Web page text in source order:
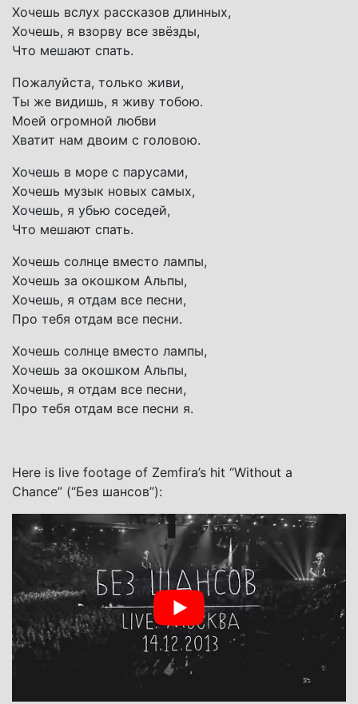
Хочешь вслух рассказов длинных,
Хочешь, я взорву все звёзды,
Что мешают спать.
Пожалуйста, только живи,
Ты же видишь, я живу тобою.
Моей огромной любви
Хватит нам двоим с головою.
Хочешь в море с парусами,
Хочешь музык новых самых,
Хочешь, я убью соседей,
Что мешают спать.
Хочешь солнце вместо лампы,
Хочешь за окошком Альпы,
Хочешь, я отдам все песни,
Про тебя отдам все песни.
Хочешь солнце вместо лампы,
Хочешь за окошком Альпы,
Хочешь, я отдам все песни,
Про тебя отдам все песни я.
Here is live footage of Zemfira’s hit “Without a
Chance” (“Без шансов”):